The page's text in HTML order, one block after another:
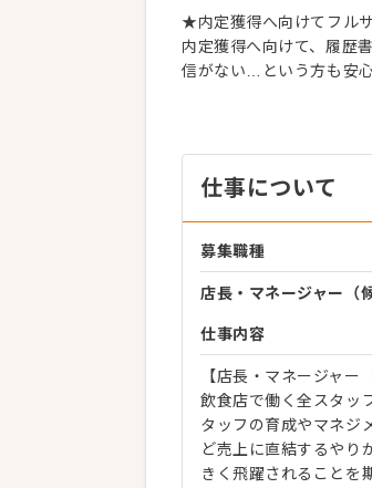
★内定獲得へ向けてフルサ
内定獲得へ向けて、履歴
信がない…という方も安
仕事について
募集職種
店長・マネージャー（
仕事内容
【店長・マネージャー
飲食店で働く全スタッ
タッフの育成やマネジ
ど売上に直結するやり
きく飛躍されることを